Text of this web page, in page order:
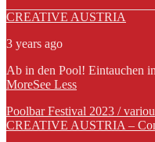
CREATIVE AUSTRIA
3 years ago
Ab in den Pool! Eintauchen
MoreSee Less
Poolbar Festival 2023 /
CREATIVE AUSTRIA –